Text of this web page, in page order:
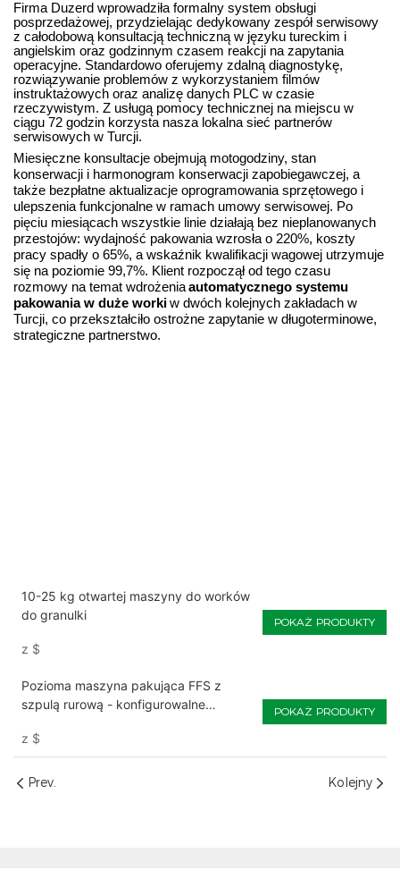
Firma Duzerd wprowadziła formalny system obsługi
posprzedażowej, przydzielając dedykowany zespół serwisowy
z całodobową konsultacją techniczną w języku tureckim i
angielskim oraz godzinnym czasem reakcji na zapytania
operacyjne. Standardowo oferujemy zdalną diagnostykę,
rozwiązywanie problemów z wykorzystaniem filmów
instruktażowych oraz analizę danych PLC w czasie
rzeczywistym. Z usługą pomocy technicznej na miejscu w
ciągu 72 godzin korzysta nasza lokalna sieć partnerów
serwisowych w Turcji.
Miesięczne konsultacje obejmują motogodziny, stan
konserwacji i harmonogram konserwacji zapobiegawczej, a
także bezpłatne aktualizacje oprogramowania sprzętowego i
ulepszenia funkcjonalne w ramach umowy serwisowej. Po
pięciu miesiącach wszystkie linie działają bez nieplanowanych
przestojów: wydajność pakowania wzrosła o 220%, koszty
pracy spadły o 65%, a wskaźnik kwalifikacji wagowej utrzymuje
się na poziomie 99,7%. Klient rozpoczął od tego czasu
rozmowy na temat wdrożeniaautomatycznego systemu
pakowania w duże workiw dwóch kolejnych zakładach w
Turcji, co przekształciło ostrożne zapytanie w długoterminowe,
strategiczne partnerstwo.
10-25 kg otwartej maszyny do worków
do granulki
z $
POKAŻ PRODUKTY
Pozioma maszyna pakująca FFS z
szpulą rurową - konfigurowalne
z $
POKAŻ PRODUKTY
Prev. Kolejny